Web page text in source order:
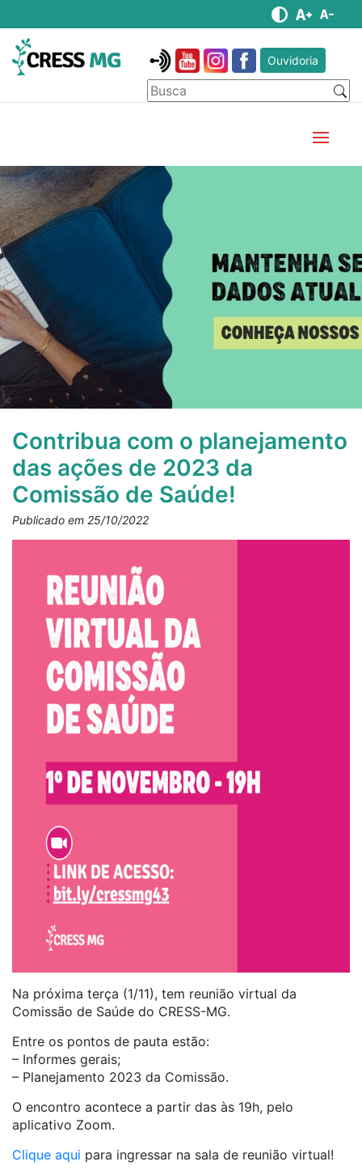
Ouvidoria
Contribua com o planejamento
das ações de 2023 da
Comissão de Saúde!
Publicado em 25/10/2022
Na próxima terça (1/11), tem reunião virtual da
Comissão de Saúde do CRESS-MG.
Entre os pontos de pauta estão:
– Informes gerais;
– Planejamento 2023 da Comissão.
O encontro acontece a partir das às 19h, pelo
aplicativo Zoom.
Clique aqui para ingressar na sala de reunião virtual!